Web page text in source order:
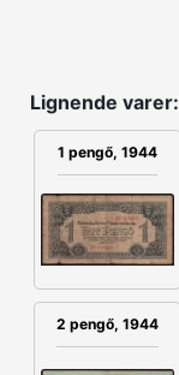
Lignende varer:
1 pengő, 1944
2 pengő, 1944